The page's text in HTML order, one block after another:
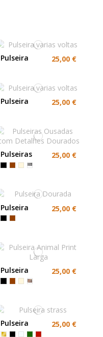
Pulseira
25,00 €
Pulseira
25,00 €
Pulseiras
Ousadas
com
Dourados
25,00 €
Pulseira
Dourada
25,00 €
Pulseira
Animal Print
Larga
25,00 €
Pulseira
strass
25,00 €